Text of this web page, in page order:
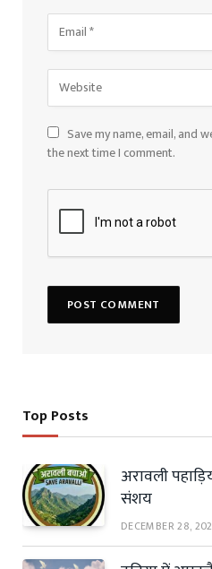
Save my name, email, and
the next time I comment.
Top Posts
अरावली
संशय
DECEMBER 28,